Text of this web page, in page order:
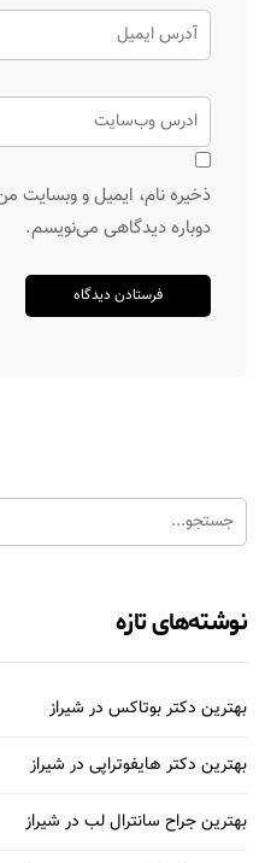
ذخیره نام، ایمیل و وبسایت
دوباره دیدگاهی می‌نویسم.
نوشته‌های تازه
بهترین دکتر بوتاکس در شیراز
بهترین دکتر هایفوتراپی در شیراز
بهترین جراح سانترال لب در شیراز